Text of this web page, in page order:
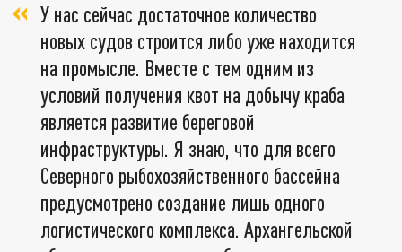
У нас сейчас достаточное количество
новых судов строится либо уже находится
на промысле. Вместе с тем одним из
условий получения квот на добычу краба
является развитие береговой
инфраструктуры. Я знаю, что для всего
Северного рыбохозяйственного бассейна
предусмотрено создание лишь одного
логистического комплекса. Архангельской